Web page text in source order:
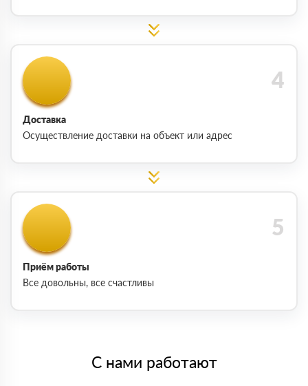
Доставка
Осуществление доставки на объект или адрес
Приём работы
Все довольны, все счастливы
С нами работают